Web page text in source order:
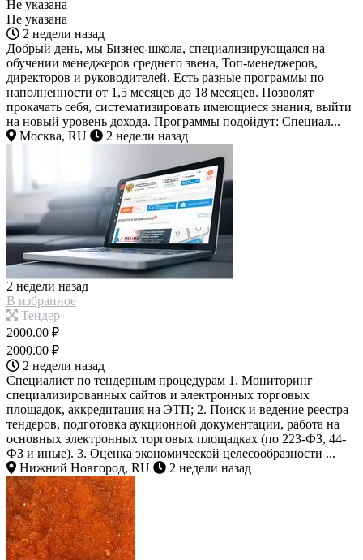
Не указана
Не указана
2 недели назад
Добрый день, мы Бизнес-школа, специализирующаяся на
обучении менеджеров среднего звена, Топ-менеджеров,
директоров и руководителей. Есть разные программы по
наполненности от 1,5 месяцев до 18 месяцев. Позволят
прокачать себя, систематизировать имеющиеся знания, выйти
на новый уровень дохода. Программы подойдут: Специал...
Москва, RU
2 недели назад
2 недели назад
В избранное
Тендер
2000.00 ₽
2000.00 ₽
2 недели назад
Специалист по тендерным процедурам 1. Мониторинг
специализированных сайтов и электронных торговых
площадок, аккредитация на ЭТП; 2. Поиск и ведение реестра
тендеров, подготовка аукционной документации, работа на
основных электронных торговых площадках (по 223-ФЗ, 44-
ФЗ и иные). 3. Оценка экономической целесообразности ...
Нижний Новгород, RU
2 недели назад